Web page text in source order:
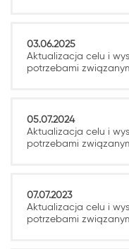
03.06.2025
Aktualizacja celu i
potrzebami
05.07.2024
Aktualizacja celu i
potrzebami
07.07.2023
Aktualizacja celu i
potrzebami